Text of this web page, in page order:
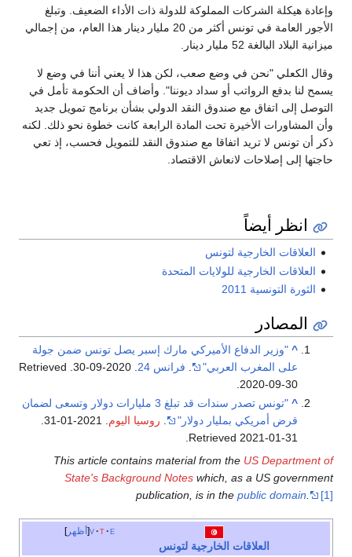
وإعادة هيكلة الشركات المملوكة للدولة ذات الأداء الضعيف. وتبلغ
الأجور العامة في تونس أكثر من 20 مليار دينار هذا العام، من إجمالي
ميزانية البلاد البالغة 52 مليار دينار.
وقال الكعلي "نحن في وضع صعب، لكن هذا لا يعني أننا في وضع لا
يسمح لنا بدفع الرواتب أو سداد ديوننا". وأضاف أن الحكومة تأمل في
التوصل إلى اتفاق مع صندوق النقد الدولي بشأن برنامج تمويل جديد
وأن المشاورات الأخيرة تحت المادة الرابعة كانت خطوة نحو ذلك. لكنه
ذكر أن تونس لا تريد اتفاقا مع صندوق النقد للتمويل فحسب، إذ تعي
حاجتها إلى إصلاحات لانعاش الاقتصاد.
انظر أيضاً
العلاقات الخارجية لتونس
العلاقات الخارجية للولايات المتحدة
الثورة التونسية 2011
المصادر
^ "وزير الدفاع الأميركي مارك إسبر يصل تونس ضمن جولة
على المغرب العربي"
. فرانس 24 . 2020-09-30
. Retrieved
2020-09-30
.
^
"تونس تصدر سندات قد تبلغ 3 مليارات دولار وتسعى لضمان
قرض أمريكي بمليار دولار"
روسيا اليوم
.
Retrieved 2021-01-31
This article contains material from the US Department of
State's Background Notes which, as a US government
publication, is in the public domain [1]
أظهر v t e
العلاقات الخارجية لتونس